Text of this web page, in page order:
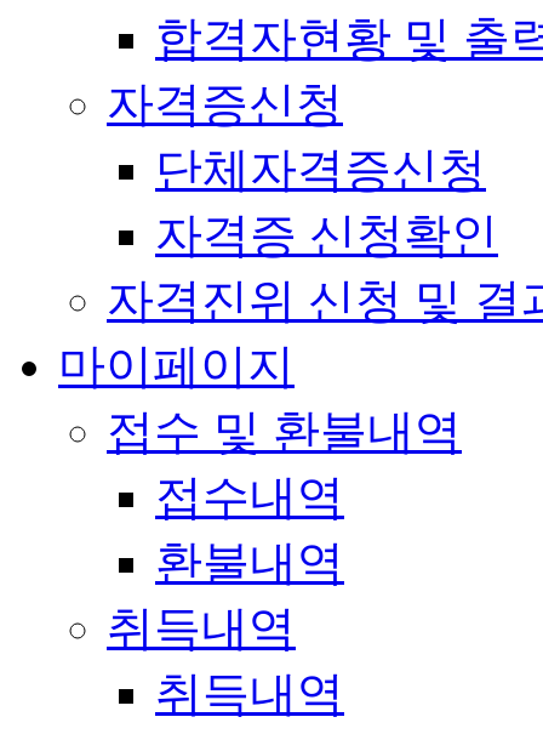
합격자현황 및 출
자격증신청
단체자격증신청
자격증 신청확인
자격진위 신청 및 결
마이페이지
접수 및 환불내역
접수내역
환불내역
취득내역
취득내역